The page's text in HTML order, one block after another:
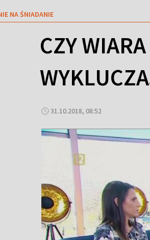
NA ŚNIADANIE
CZY
31.10.2018, 08:52